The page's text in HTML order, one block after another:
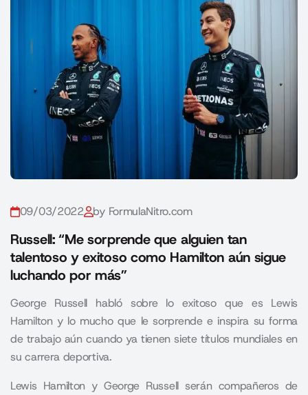
09/03/2022 by FormulaNitro.com
Russell: “Me sorprende que alguien tan
talentoso y exitoso como Hamilton aún sigue
luchando por más”
George Russell habló sobre lo exitoso que es Lewis
Hamilton y lo mucho que le sorprende e inspira su forma
de trabajo aún cuando ya tienen siete títulos mundiales en
su carrera deportiva.
Lewis Hamilton y George Russell serán compañeros de